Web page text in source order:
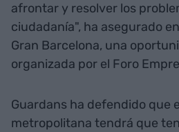
afrontar y resolver los
ciudadanía", ha asegurado
Gran Barcelona, una
organizada por el Foro
Guardans ha defendido que
metropolitana tendrá que